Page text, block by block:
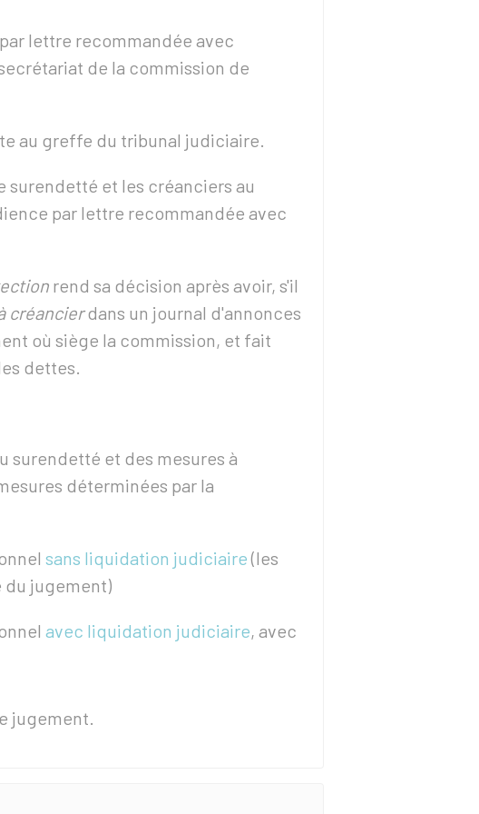
lettre recommandée avec
de la commission de
au greffe du tribunal judiciaire.
et les créanciers au
par lettre recommandée avec
rend sa décision après avoir, s'il
créancierdans un journal d'annonces
où siège la commission, et fait
dettes.
surendetté et des mesures à
déterminées par la
sans liquidation judiciaire(les
du jugement)
avec liquidation judiciaire, avec
jugement.